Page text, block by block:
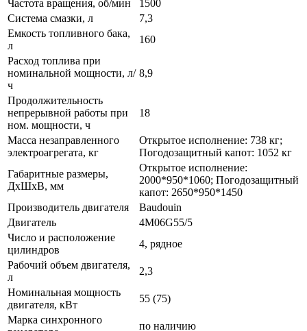
Частота вращения, об/мин
1500
Система смазки, л
7,3
Емкость топливного бака,
л
160
Расход топлива при
номинальной мощности, л/
ч
8,9
Продолжительность
непрерывной работы при
ном. мощности, ч
18
Масса незаправленного
электроагрегата, кг
Открытое исполнение: 738 кг;
Погодозащитный капот: 1052 кг
Габаритные размеры,
ДхШхВ, мм
Открытое исполнение:
2000*950*1060; Погодозащитный
капот: 2650*950*1450
Производитель двигателя
Baudouin
Двигатель
4M06G55/5
Число и расположение
цилиндров
4, рядное
Рабочий объем двигателя,
л
2,3
Номинальная мощность
двигателя, кВт
55 (75)
Марка синхронного
по наличию